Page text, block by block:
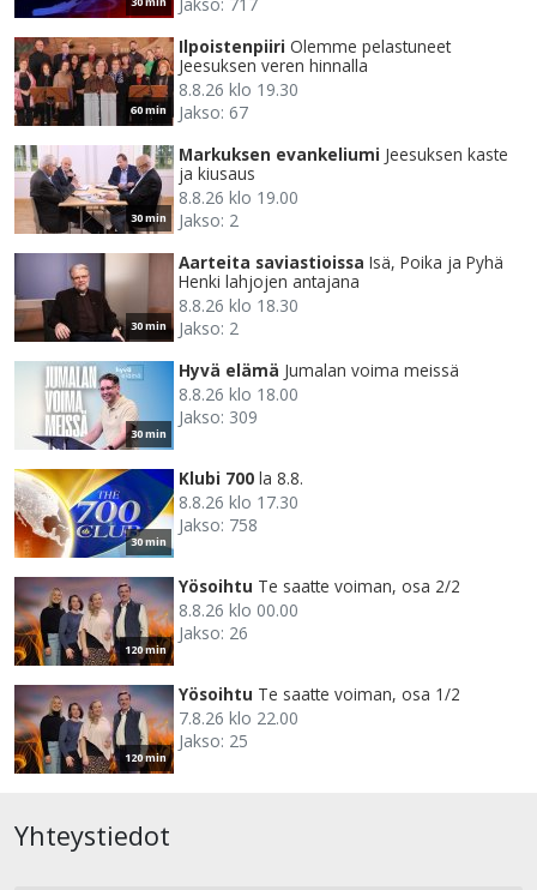
Jakso: 717
60 min
Ilpoistenpiiri Olemme pelastuneet
Jeesuksen veren hinnalla
8.8.26 klo 19.30
Jakso: 67
30 min
Markuksen evankeliumi Jeesuksen kaste
ja kiusaus
8.8.26 klo 19.00
Jakso: 2
30 min
Aarteita saviastioissa Isä, Poika ja Pyhä
Henki lahjojen antajana
8.8.26 klo 18.30
Jakso: 2
30 min
Hyvä elämä Jumalan voima meissä
8.8.26 klo 18.00
Jakso: 309
30 min
Klubi 700 la 8.8.
8.8.26 klo 17.30
Jakso: 758
120 min
Yösoihtu Te saatte voiman, osa 2/2
8.8.26 klo 00.00
Jakso: 26
120 min
Yösoihtu Te saatte voiman, osa 1/2
7.8.26 klo 22.00
Jakso: 25
Yhteystiedot